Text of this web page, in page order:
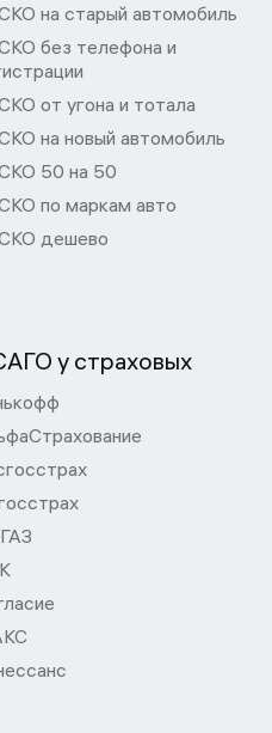
на старый автомобиль
без телефона и
от угона и тотала
на новый автомобиль
50 на 50
по маркам авто
дешево
у страховых